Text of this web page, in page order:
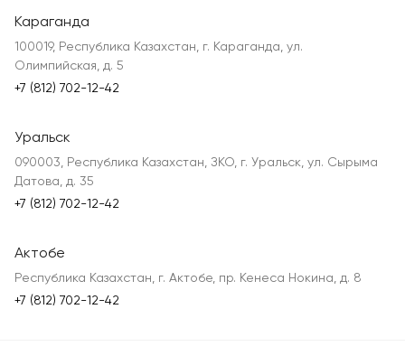
Караганда
100019, Республика Казахстан, г. Караганда, ул.
Олимпийская, д. 5
+7 (812) 702-12-42
Уральск
090003, Республика Казахстан, ЗКО, г. Уральск, ул. Сырыма
Датова, д. 35
+7 (812) 702-12-42
Актобе
Республика Казахстан, г. Актобе, пр. Кенеса Нокина, д. 8
+7 (812) 702-12-42